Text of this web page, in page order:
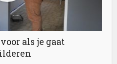
als je gaat